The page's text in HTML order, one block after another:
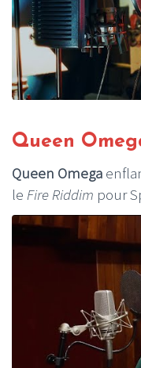
Queen
Queen Omega
le Fire Riddim pour